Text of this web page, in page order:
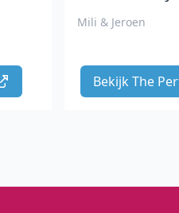
Mili & Jeroen
Bekijk The